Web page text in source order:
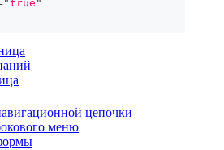
"true "
цепочки
меню